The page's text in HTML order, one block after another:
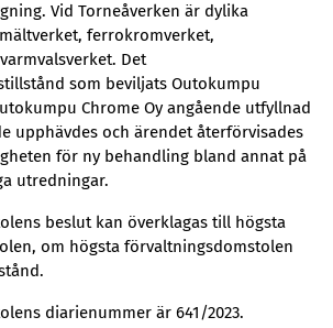
Vid Torneåverken är dylika
ferrokromverket,
Det
som beviljats Outokumpu
Chrome Oy angående utfyllnad
upphävdes och ärendet återförvisades
för ny behandling bland annat på
utredningar.
beslut kan överklagas till högsta
om högsta förvaltningsdomstolen
diarienummer är 641/2023.